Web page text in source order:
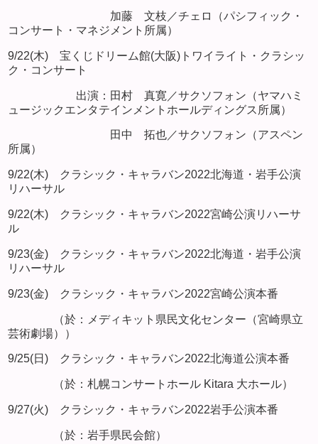
加藤 文枝／チェロ（パシフィック・
コンサート・マネジメント所属）
9/22(木) 宝くじドリーム館(大阪)トワイライト・クラシッ
ク・コンサート
出演：田村 真寛／サクソフォン（ヤマハミ
ュージックエンタテインメントホールディングス所属）
田中 拓也／サクソフォン（アスペン
所属）
9/22(木) クラシック・キャラバン2022北海道・岩手公演
リハーサル
9/22(木) クラシック・キャラバン2022宮崎公演リハーサ
ル
9/23(金) クラシック・キャラバン2022北海道・岩手公演
リハーサル
9/23(金) クラシック・キャラバン2022宮崎公演本番
（於：メディキット県民文化センター（宮崎県立
芸術劇場））
9/25(日) クラシック・キャラバン2022北海道公演本番
（於：札幌コンサートホール Kitara 大ホール）
9/27(火) クラシック・キャラバン2022岩手公演本番
（於：岩手県民会館）